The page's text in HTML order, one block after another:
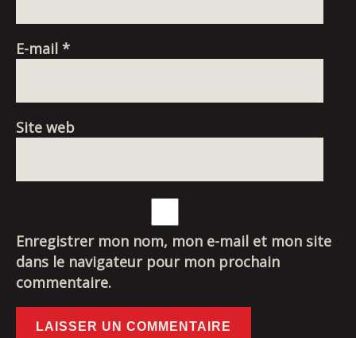
E-mail *
Site web
Enregistrer mon nom, mon e-mail et mon site
dans le navigateur pour mon prochain
commentaire.